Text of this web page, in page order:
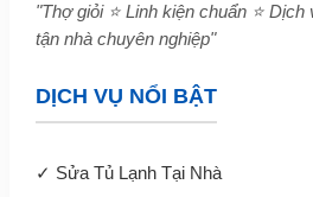
"Thợ giỏi ⭐ Linh kiện chuẩn ⭐ Dịch
tận nhà chuyên nghiệp"
DỊCH VỤ NỔI BẬT
✓ Sửa Tủ Lạnh Tại Nhà